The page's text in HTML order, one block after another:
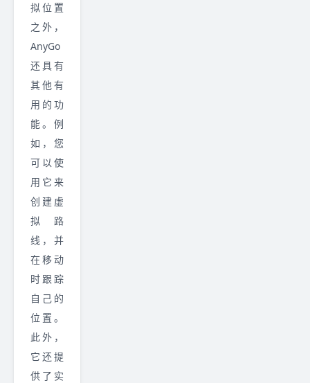
拟位置
之外，
AnyGo
还具有
其他有
用的功
能。例
如，您
可以使
用它来
创建虚
拟路
线，并
在移动
时跟踪
自己的
位置。
此外，
它还提
供了实